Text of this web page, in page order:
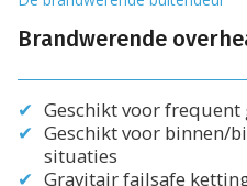
Brandwerende
Geschikt voor
Geschikt voor binnen/
situaties
Gravitair failsafe